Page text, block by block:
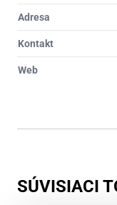
Adresa
Kontakt
Web
SÚVISIACI